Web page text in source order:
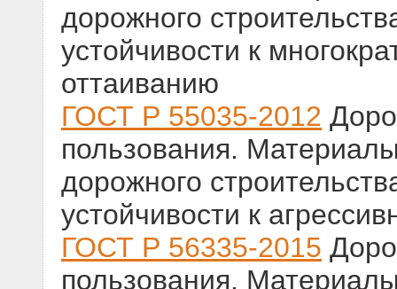
дорожного
устойчивости к
оттаиванию
ГОСТ Р 55035-2012
пользования.
дорожного
устойчивости к
ГОСТ Р 56335-2015
пользования.